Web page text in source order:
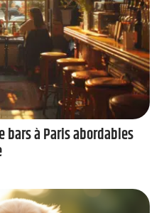
bars à Paris abordables